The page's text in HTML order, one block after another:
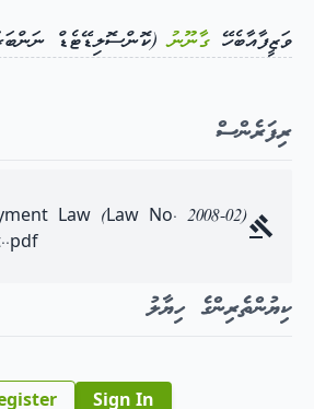
ވަޒީފާއާބެހޭ ގާނޫނު(ކޮންސޮލިޑޭޓެޑް ނަންބަރު 2008-
ރިފަރެންސް
Law (Law No. 2008-02)
ކިޔުންތެރިންގެ ހިޔާލު
Sign In